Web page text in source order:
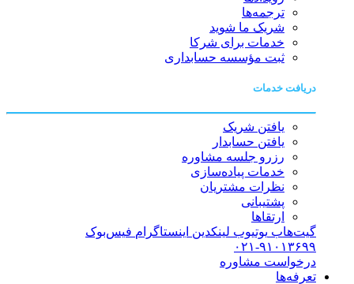
ترجمه‌ها
شریک ما شوید
خدمات برای شرکا
ثبت مؤسسه حسابداری
دریافت خدمات
یافتن شریک
یافتن حسابدار
رزرو جلسه مشاوره
خدمات پیاده‌سازی
نظرات مشتریان
پشتیبانی
ارتقاها
گیت‌هاب یوتیوب لینکدین اینستاگرام فیس‌بوک
۰۲۱-۹۱۰۱۳۶۹۹
درخواست مشاوره
تعرفه‌ها